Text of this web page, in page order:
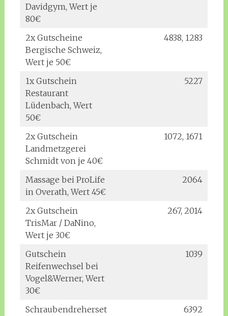
Davidgym, Wert je
80€
2x Gutscheine
Bergische Schweiz,
Wert je 50€
4838, 1283
1x Gutschein
Restaurant
Lüdenbach, Wert
50€
5227
2x Gutschein
Landmetzgerei
Schmidt von je 40€
1072, 1671
Massage bei ProLife
in Overath, Wert 45€
2064
2x Gutschein
TrisMar / DaNino,
Wert je 30€
267, 2014
Gutschein
Reifenwechsel bei
Vogel&Werner, Wert
30€
1039
Schraubendreherset
6392